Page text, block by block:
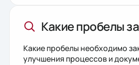
Какие пробелы
Какие пробелы необходимо
улучшения процессов и